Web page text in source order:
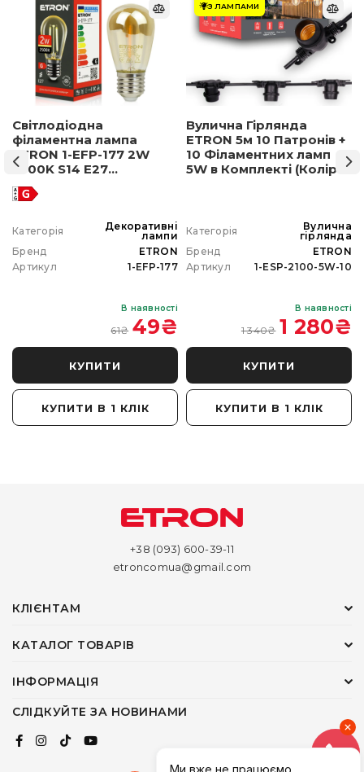
Світлодіодна
філаментна лампа
ETRON 1-EFP-177 2W
2500K S14 E27
позолочене скло
Категорія
Декоративні
лампи
Бренд
ETRON
Артикул
1-EFP-177
В наявності
61₴ 49₴
КУПИТИ
КУПИТИ В 1 КЛІК
З ЛАМПАМИ
Вулична Гірлянда
ETRON 5м 10 Патронів +
10 Філаментних ламп
5W в Комплекті (Колір
Категорія
Вулична
гірлянда
Бренд
ETRON
Артикул
1-ESP-2100-5W-10
В наявності
1 340₴ 1 280₴
КУПИТИ
КУПИТИ В 1 КЛІК
+38 (093) 600-39-11
etroncomua@gmail.com
КЛІЄНТАМ
КАТАЛОГ ТОВАРІВ
ІНФОРМАЦІЯ
СЛІДКУЙТЕ ЗА НОВИНАМИ